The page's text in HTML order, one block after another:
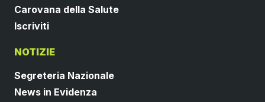
Carovana della Salute
Iscriviti
NOTIZIE
Segreteria Nazionale
News in Evidenza